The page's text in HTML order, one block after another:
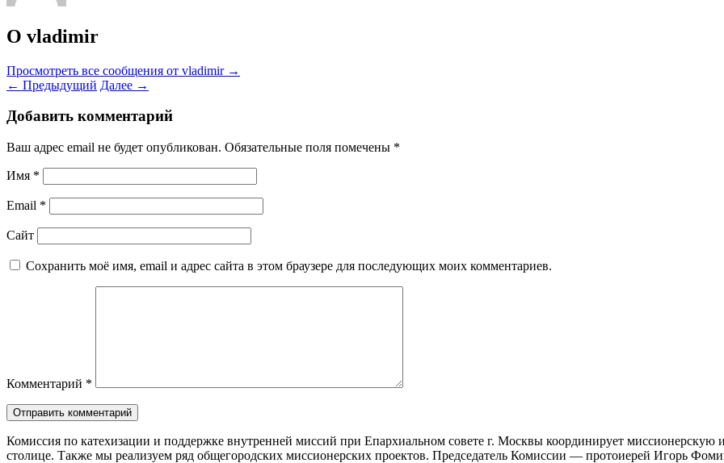
О vladimir
Просмотреть все сообщения от vladimir →
← Предыдущий Далее →
Добавить комментарий
Ваш адрес email не будет опубликован. Обязательные поля помечены *
Имя *
Email *
Сайт
Сохранить моё имя, email и адрес сайта в этом браузере для последующих моих комментариев.
Комментарий *
Комиссия по катехизации и поддержке внутренней миссий при Епархиальном совете г. Москвы координирует миссионерскую
столице. Также мы реализуем ряд общегородских миссионерских проектов. Председатель Комиссии — протоиерей Игорь